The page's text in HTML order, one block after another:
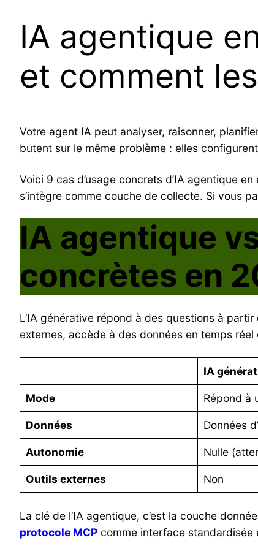
IA agentique
et comment
Votre agent IA peut analyser, raisonner,
butent sur le même problème : elles
Voici 9 cas d’usage concrets d’IA agentique
s’intègre comme couche de collecte. Si vous
IA agentique
concrètes en
L’IA générative répond à des questions à
externes, accède à des données en temps réel
IA
Mode Répond à
Données Données
Autonomie Nulle
Outils externes Non
La clé de l’IA agentique, c’est la couche
protocole MCP comme interface standardisée